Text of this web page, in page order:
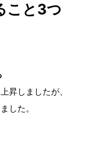
こと3つ
昇しましたが、
した。